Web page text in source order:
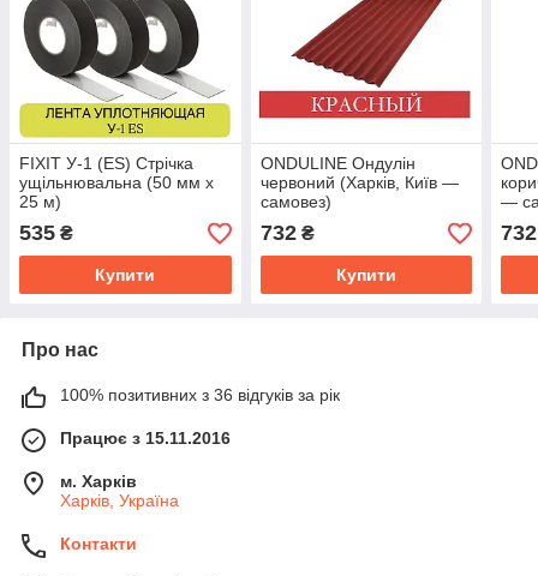
FIXIT У-1 (ES) Стрічка
ущільнювальна (50 мм х
25 м)
535 ₴
Купити
ONDULINE Ондулін
червоний (Харків, Київ —
самовез)
732₴
Купити
—
732
Про нас
100% позитивних з 36 відгуків за рік
Працює з 15.11.2016
м. Харків
Харків, Україна
Контакти